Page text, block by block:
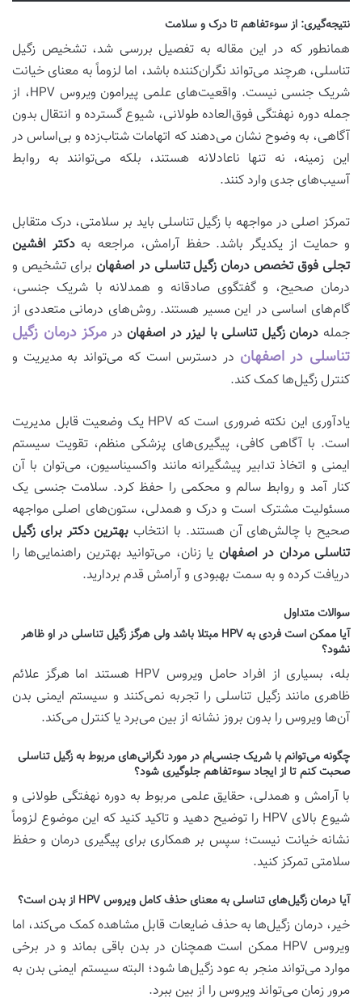
نتیجه‌گیری: از سوءتفاهم تا درک و سلامت
همانطور که در این مقاله به تفصیل بررسی شد، تشخیص زگیل
تناسلی، هرچند می‌تواند نگران‌کننده باشد، اما لزوماً به معنای خیانت
شریک جنسی نیست. واقعیت‌های علمی پیرامون ویروس HPV، از
جمله دوره نهفتگی فوق‌العاده طولانی، شیوع گسترده و انتقال بدون
آگاهی، به وضوح نشان می‌دهند که اتهامات شتاب‌زده و بی‌اساس در
این زمینه، نه تنها ناعادلانه هستند، بلکه می‌توانند به روابط
آسیب‌های جدی وارد کنند.
تمرکز اصلی در مواجهه با زگیل تناسلی باید بر سلامتی، درک متقابل
و حمایت از یکدیگر باشد. حفظ آرامش، مراجعه بهدکتر افشین
تجلی فوق تخصص درمان زگیل تناسلی در اصفهان برای تشخیص و
درمان صحیح، و گفتگوی صادقانه و همدلانه با شریک جنسی،
گام‌های اساسی در این مسیر هستند. روش‌های درمانی متعددی از
جمله درمان زگیل تناسلی با لیزر در اصفهان در مرکز درمان زگیل
تناسلی در اصفهان در دسترس است که می‌تواند به مدیریت و
کنترل زگیل‌ها کمک کند.
یادآوری این نکته ضروری است که HPV یک وضعیت قابل مدیریت
است. با آگاهی کافی، پیگیری‌های پزشکی منظم، تقویت سیستم
ایمنی و اتخاذ تدابیر پیشگیرانه مانند واکسیناسیون، می‌توان با آن
کنار آمد و روابط سالم و محکمی را حفظ کرد. سلامت جنسی یک
مسئولیت مشترک است و درک و همدلی، ستون‌های اصلی مواجهه
صحیح با چالش‌های آن هستند. با انتخاب بهترین دکتر برای زگیل
تناسلی مردان در اصفهان یا زنان، می‌توانید بهترین راهنمایی‌ها را
دریافت کرده و به سمت بهبودی و آرامش قدم بردارید.
سوالات متداول
آیا ممکن است فردی به HPV مبتلا باشد ولی هرگز زگیل تناسلی در او ظاهر
نشود؟
بله، بسیاری از افراد حامل ویروس HPV هستند اما هرگز علائم
ظاهری مانند زگیل تناسلی را تجربه نمی‌کنند و سیستم ایمنی بدن
آن‌ها ویروس را بدون بروز نشانه از بین می‌برد یا کنترل می‌کند.
چگونه می‌توانم با شریک جنسی‌ام در مورد نگرانی‌های مربوط به زگیل تناسلی
صحبت کنم تا از ایجاد سوءتفاهم جلوگیری شود؟
با آرامش و همدلی، حقایق علمی مربوط به دوره نهفتگی طولانی و
شیوع بالای HPV را توضیح دهید و تاکید کنید که این موضوع لزوماً
نشانه خیانت نیست؛ سپس بر همکاری برای پیگیری درمان و حفظ
سلامتی تمرکز کنید.
آیا درمان زگیل‌های تناسلی به معنای حذف کامل ویروس HPV از بدن است؟
خیر، درمان زگیل‌ها به حذف ضایعات قابل مشاهده کمک می‌کند، اما
ویروس HPV ممکن است همچنان در بدن باقی بماند و در برخی
موارد می‌تواند منجر به عود زگیل‌ها شود؛ البته سیستم ایمنی بدن به
مرور زمان می‌تواند ویروس را از بین ببرد.